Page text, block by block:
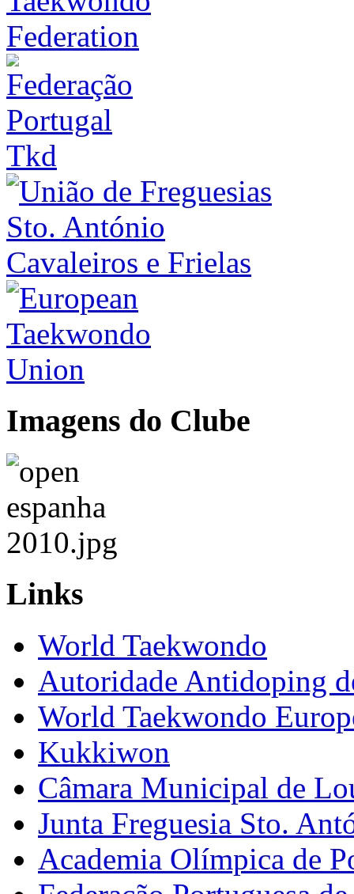
Imagens do Clube
Links
World Taekwondo
Autoridade Antidoping
World Taekwondo
Kukkiwon
Câmara Municipal de
Junta Freguesia Sto.
Academia Olímpica de